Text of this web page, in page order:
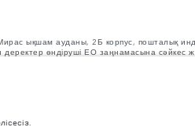
ықшам ауданы, 2Б корпус, пошталық
өндіруші ЕО заңнамасына сәйкес
өзге де қондырғылар жүк көтеру
жүктемесі шамадан асып кетпегеніне
құрастыру сипаттамаларына,